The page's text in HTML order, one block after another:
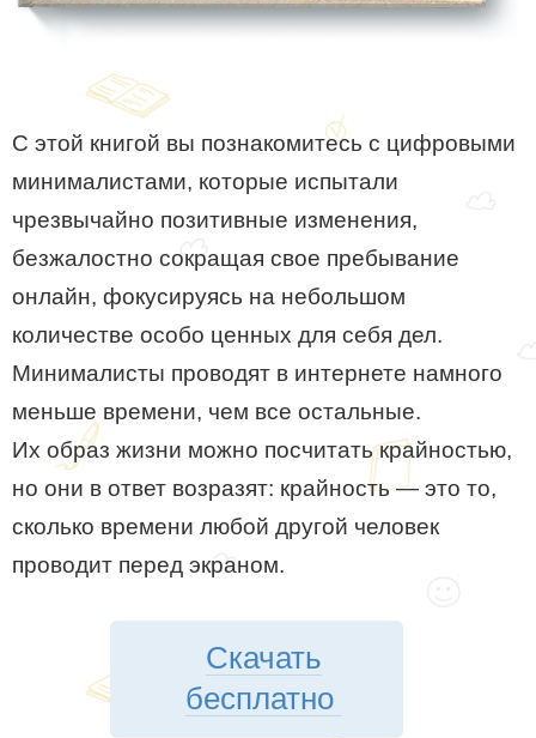
С этой книгой вы познакомитесь с цифровыми
минималистами, которые испытали
чрезвычайно позитивные изменения,
безжалостно сокращая свое пребывание
онлайн, фокусируясь на небольшом
количестве особо ценных для себя дел.
Минималисты проводят в интернете намного
меньше времени, чем все остальные.
Их образ жизни можно посчитать крайностью,
но они в ответ возразят: крайность — это то,
сколько времени любой другой человек
проводит перед экраном.
Скачать
бесплатно